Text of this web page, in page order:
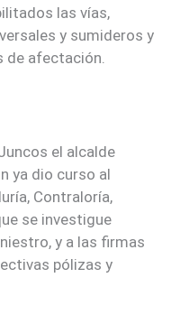
las vías,
y sumideros y
de afectación.
el alcalde
ya dio curso al
Contraloría,
se investigue
y a las firmas
pólizas y